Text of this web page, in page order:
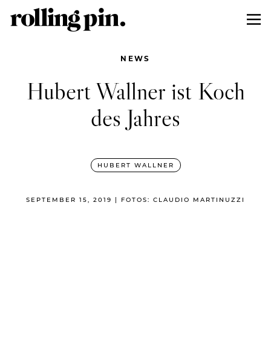
NEWS
Hubert Wallner ist Koch
des Jahres
HUBERT WALLNER
SEPTEMBER 15, 2019 | FOTOS: CLAUDIO MARTINUZZI